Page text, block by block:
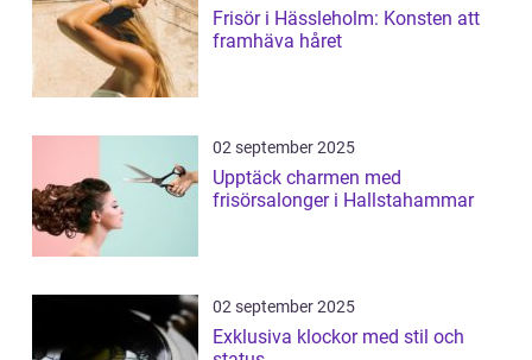
Frisör i Hässleholm: Konsten att
framhäva håret
02 september 2025
Upptäck charmen med
frisörsalonger i Hallstahammar
02 september 2025
Exklusiva klockor med stil och